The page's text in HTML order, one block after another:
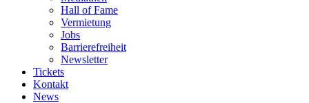
Hall of Fame
Vermietung
Jobs
Barrierefreiheit
Newsletter
Tickets
Kontakt
News